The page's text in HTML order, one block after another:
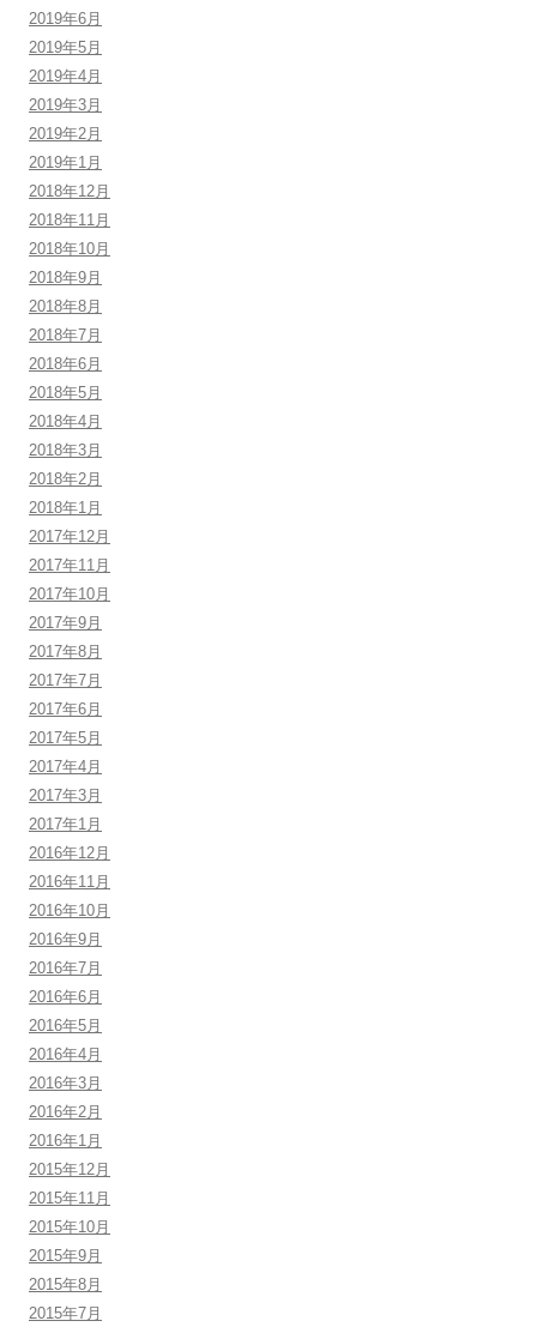
2019年6月
2019年5月
2019年4月
2019年3月
2019年2月
2019年1月
2018年12月
2018年11月
2018年10月
2018年9月
2018年8月
2018年7月
2018年6月
2018年5月
2018年4月
2018年3月
2018年2月
2018年1月
2017年12月
2017年11月
2017年10月
2017年9月
2017年8月
2017年7月
2017年6月
2017年5月
2017年4月
2017年3月
2017年1月
2016年12月
2016年11月
2016年10月
2016年9月
2016年7月
2016年6月
2016年5月
2016年4月
2016年3月
2016年2月
2016年1月
2015年12月
2015年11月
2015年10月
2015年9月
2015年8月
2015年7月